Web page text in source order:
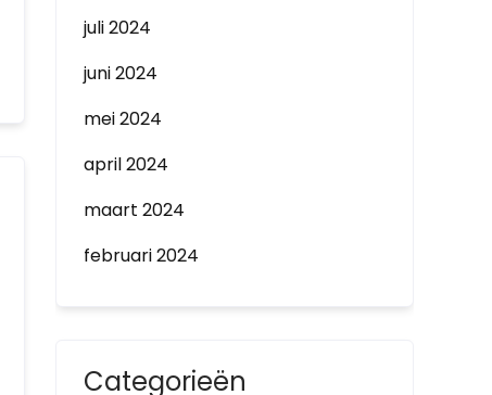
juli 2024
juni 2024
mei 2024
april 2024
maart 2024
februari 2024
Categorieën